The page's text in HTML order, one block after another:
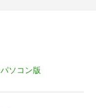
パソコン版